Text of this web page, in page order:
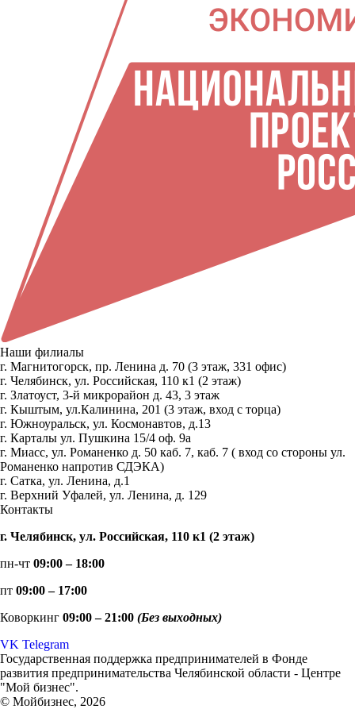
Наши филиалы
г. Магнитогорск, пр. Ленина д. 70 (3 этаж, 331 офис)
г. Челябинск, ул. Российская, 110 к1 (2 этаж)
г. Златоуст, 3-й микрорайон д. 43, 3 этаж
г. Кыштым, ул.Калинина, 201 (3 этаж, вход с торца)
г. Южноуральск, ул. Космонавтов, д.13
г. Карталы ул. Пушкина 15/4 оф. 9а
г. Миасс, ул. Романенко д. 50 каб. 7, каб. 7 ( вход со стороны ул.
Романенко напротив СДЭКА)
г. Сатка, ул. Ленина, д.1
г. Верхний Уфалей, ул. Ленина, д. 129
Контакты
г. Челябинск, ул. Российская, 110 к1 (2 этаж)
пн-чт 09:00 – 18:00
пт 09:00 – 17:00
Коворкинг 09:00 – 21:00 (Без выходных)
VK Telegram
Государственная поддержка предпринимателей в Фонде
развития предпринимательства Челябинской области - Центре
"Мой бизнес".
© Мойбизнес, 2026